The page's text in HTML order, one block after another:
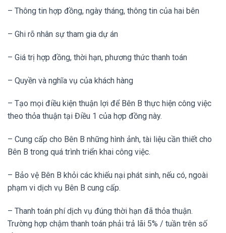
– Thông tin hợp đồng, ngày tháng, thông tin của hai bên
– Ghi rõ nhân sự tham gia dự án
– Giá trị hợp đồng, thời hạn, phương thức thanh toán
– Quyền và nghĩa vụ của khách hàng
– Tạo mọi điều kiện thuận lợi để Bên B thực hiện công việc
theo thỏa thuận tại Điều 1 của hợp đồng này.
– Cung cấp cho Bên B những hình ảnh, tài liệu cần thiết cho
Bên B trong quá trình triển khai công việc.
– Bảo vệ Bên B khỏi các khiếu nại phát sinh, nếu có, ngoài
phạm vi dịch vụ Bên B cung cấp.
– Thanh toán phí dịch vụ đúng thời hạn đã thỏa thuận.
Trường hợp chậm thanh toán phải trả lãi 5% / tuần trên số